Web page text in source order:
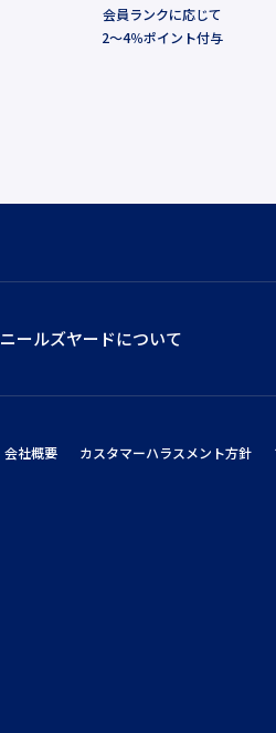
会員ランクに応じて
2～4％ポイント付与
ニールズヤードについて
会社概要 カスタマーハラスメント方針